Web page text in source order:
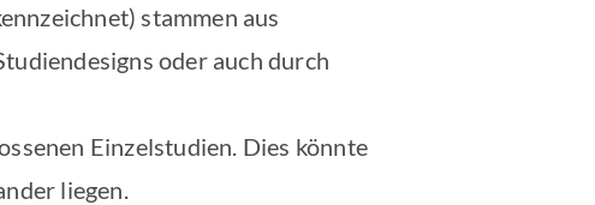
stammen aus
oder auch durch
Einzelstudien. Dies könnte
liegen.